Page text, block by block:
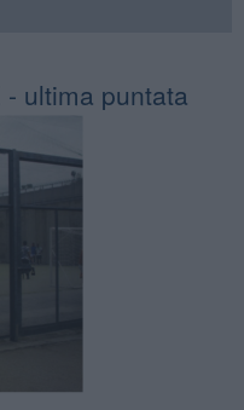
- ultima puntata